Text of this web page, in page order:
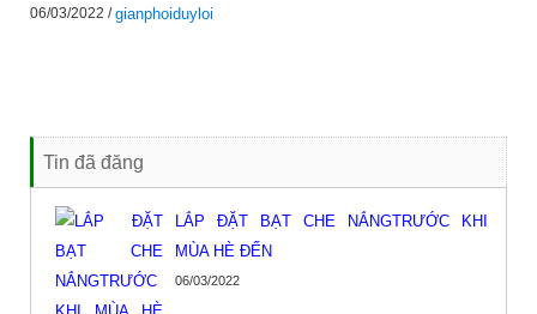
06/03/2022 /gianphoiduyloi
Tin đã đăng
LẮP ĐẶT BẠT CHE NẮNGTRƯỚC KHI
MÙA HÈ ĐẾN
06/03/2022